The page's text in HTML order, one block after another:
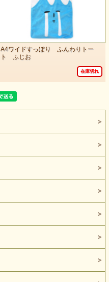
A4ワイドすっぽり ふんわりトー
ト ふじお
在庫切れ